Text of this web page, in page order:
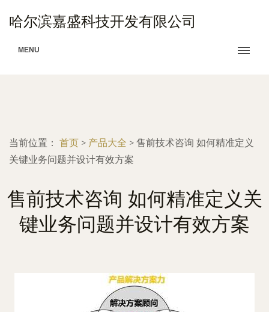
哈尔滨嘉盛科技开发有限公司
MENU
当前位置： 首页 > 产品大全 > 售前技术咨询 如何精准定义
关键业务问题并设计有效方案
售前技术咨询 如何精准定义关
键业务问题并设计有效方案